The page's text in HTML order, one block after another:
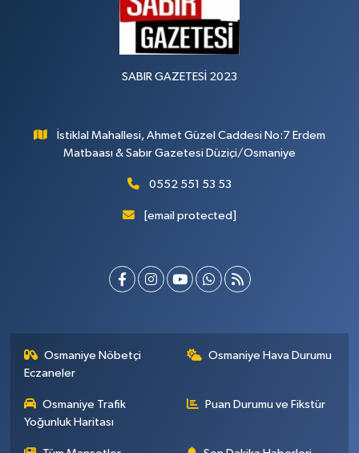
SABIR GAZETESİ 2023
İstiklal Mahallesi, Ahmet Güzel Caddesi No:7 Erdem
Matbaası & Sabır Gazetesi Düziçi/Osmaniye
0552 551 53 53
[email protected]
Osmaniye Nöbetçi
Eczaneler
Osmaniye Hava Durumu
Osmaniye Trafik
Yoğunluk Haritası
Puan Durumu ve Fikstür